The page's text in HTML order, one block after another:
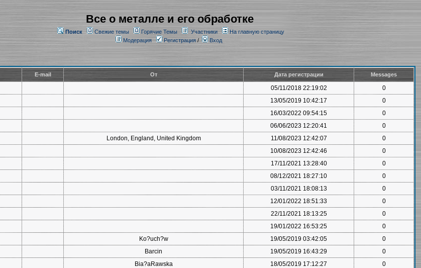
Все о металле и его обработке
Поиск Свежие темы Горячие Темы Участники
На главную страницу
Модерация
Регистрация/ Вход
E-mail От Дата регистрации Messages
05/11/2018 22:19:02
0
13/05/2019 10:42:17
0
16/03/2022 09:54:15
0
06/06/2023 12:20:41
0
London, England, United Kingdom 11/08/2023 12:42:07
0
10/08/2023 12:42:46
0
17/11/2021 13:28:40
0
08/12/2021 18:27:10
0
03/11/2021 18:08:13
0
12/01/2022 18:51:33
0
22/11/2021 18:13:25
0
19/01/2022 16:53:25
0
Ko?uch?w 19/05/2019 03:42:05
0
Barcin 19/05/2019 16:43:29
0
Bia?aRawska 18/05/2019 17:12:27
0